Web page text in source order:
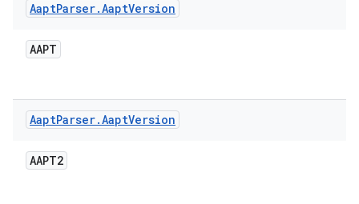
AaptParser.AaptVersion
AAPT
AaptParser.AaptVersion
AAPT2